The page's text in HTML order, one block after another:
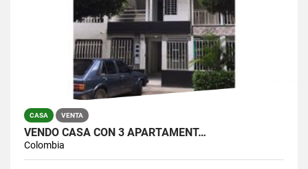
CASA VENTA
VENDO CASA CON 3 APARTAMENT…
Colombia